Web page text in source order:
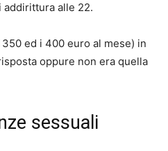
addirittura alle 22.
ed i 400 euro al mese) in
oppure non era quella
sessuali